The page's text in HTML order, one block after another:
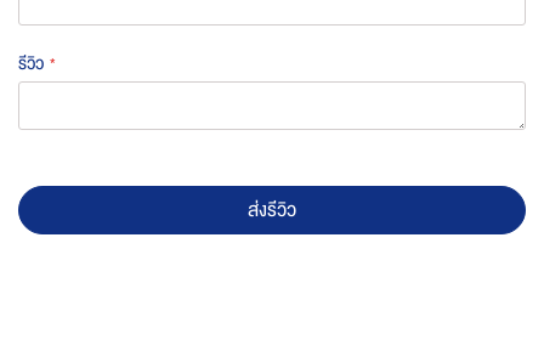
รีวิว
ส่งรีวิว